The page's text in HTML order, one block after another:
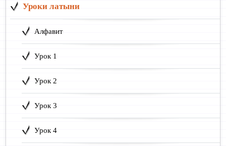
Уроки латыни
Алфавит
Урок 1
Урок 2
Урок 3
Урок 4